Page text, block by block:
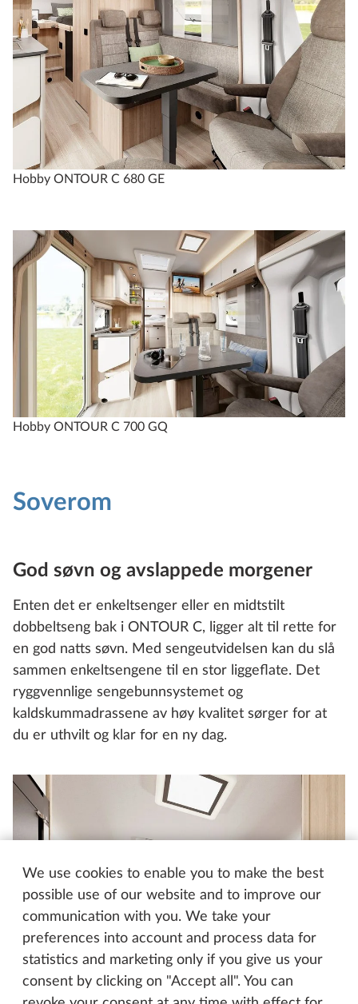
We use cookies to enable you to make the best
possible use of our website and to improve our
communication with you. We take your
preferences into account and process data for
statistics and marketing only if you give us your
consent by clicking on "Accept all". You can
Hobby ONTOUR C 680 GE
Hobby ONTOUR C 700 GQ
Soverom
God søvn og avslappede morgener
Enten det er enkeltsenger eller en midtstilt
dobbeltseng bak i ONTOUR C, ligger alt til rette for
en god natts søvn. Med sengeutvidelsen kan du slå
sammen enkeltsengene til en stor liggeflate. Det
ryggvennlige sengebunnsystemet og
kaldskummadrassene av høy kvalitet sørger for at
du er uthvilt og klar for en ny dag.